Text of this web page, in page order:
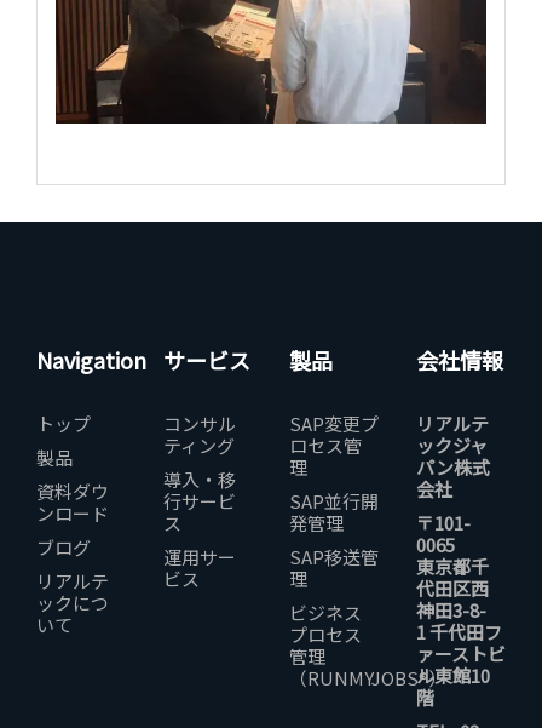
Navigation
トップ
製品
資料ダウ
ンロード
ブログ
リアルテ
ックにつ
いて
サービス
コンサル
ティング
導入・移
行サービ
ス
運用サー
ビス
製品
SAP変更プ
ロセス管
理
SAP並行開
発管理
SAP移送管
理
ビジネス
プロセス
管理
（RUNMYJOBS®）
会社情報
リアルテ
ックジャ
パン株式
会社
〒101-
0065
東京都千
代田区西
神田3-8-
1 千代田フ
ァーストビ
ル東館10
階